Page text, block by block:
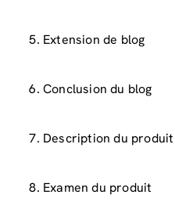
5. Extension de blog
6. Conclusion du blog
7. Description du produit
8. Examen du produit